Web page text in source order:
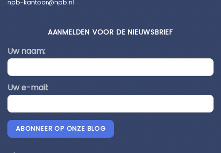
npb-kantoor@npb.nl
AANMELDEN VOOR DE NIEUWSBRIEF
Uw naam:
Uw e-mail:
ABONNEER OP ONZE BLOG